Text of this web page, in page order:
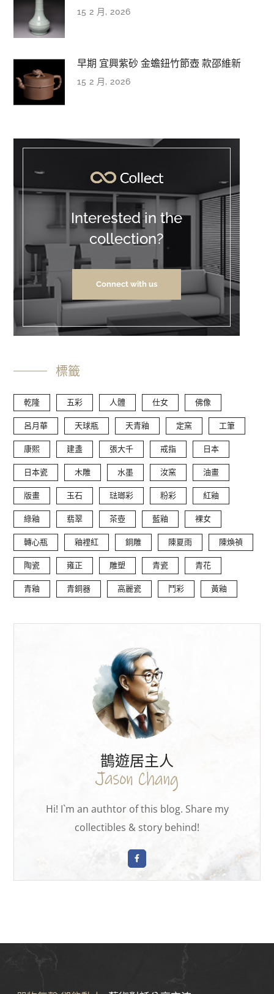
15 2 月, 2026
早期 宜興紫砂 金蟾鈕竹節壺 款邵維新
15 2 月, 2026
Interested in the
collection?
Connect with us
標籤
乾隆 五彩 人體 仕女 佛像
呂月華 天球瓶 天青釉 定窯 工筆
康熙 建盞 張大千 戒指 日本
日本瓷 木雕 水墨 汝窯 油畫
版畫 玉石 琺瑯彩 粉彩 紅釉
綠釉 翡翠 茶壺 藍釉 裸女
轉心瓶 釉裡紅 銅雕 陳夏雨 陳煥禎
陶瓷 雍正 雕塑 青瓷 青花
青釉 青銅器 高麗瓷 鬥彩 黃釉
鵲遊居主人
Hi! I`m an authtor of this blog. Share my
collectibles & story behind!